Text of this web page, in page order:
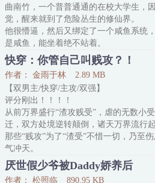
曲南竹，一个普普通通的在校大学生，
觉，醒来就到了危险丛生的修仙界。
他很懵逼，然后又绑定了一个咸鱼系统
是咸鱼，能坐着绝不站着。
有了咸鱼系统，他更加躺平了，每天什
玄堇渊，书中的战力天花板，无上剑尊
之人——
前期:冷漠，疏离，一股子我不信天命
后期:竹宝，你是我的，不要动
预知后事，且
快穿：你管自己叫贱攻？！
作者： 金雨于林 2.89 MB
【双男主/快穿/主攻/双强】
评分刚出！！！！
从前万界盛行“渣攻贱受”，虐的无数小
迁，双方处境逆转颠倒，诸天万界流行起
那些“贱攻”为了“渣受”不惜一切，乃至
气冲天。
消除局为消除怨气，派温辞穿越“贱攻”
灰”。
厌世假少爷被Daddy娇养后
作者： 松照临 890.95 KB